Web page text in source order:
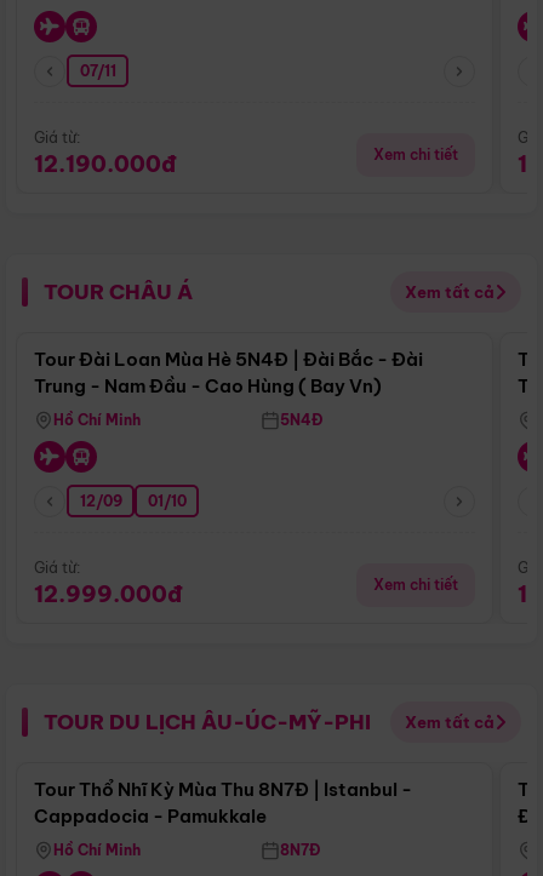
07/11
Giá từ:
12.190.000đ Xem chi tiết
TOUR CHÂU Á Xem tất cả
Điểm nổi bật
Tour Đài Loan Mùa Hè 5N4Đ | Đài Bắc - Đài
Trung - Nam Đầu - Cao Hùng ( Bay Vn)
Hồ Chí Minh 5N4Đ
12/09 01/10
Giá từ:
12.999.000đ Xem chi tiết
TOUR DU LỊCH ÂU-ÚC-MỸ-PHI Xem tất cả
Điểm nổi bật
Tour Thổ Nhĩ Kỳ Mùa Thu 8N7Đ | Istanbul -
Cappadocia - Pamukkale
Hồ Chí Minh 8N7Đ